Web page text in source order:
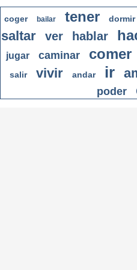
coger bailar tener dormir
saltar
ver hablar
jugar caminar comer
salir vivir andar ir
poder